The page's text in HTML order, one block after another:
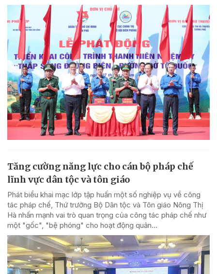
Tăng cường năng lực cho cán bộ pháp chế
lĩnh vực dân tộc và tôn giáo
Phát biểu khai mạc lớp tập huấn một số nghiệp vụ về công
tác pháp chế, Thứ trưởng Bộ Dân tộc và Tôn giáo Nông Thị
Hà nhấn mạnh vai trò quan trọng của công tác pháp chế như
một "gốc", "bệ phóng" cho hoạt động quản...